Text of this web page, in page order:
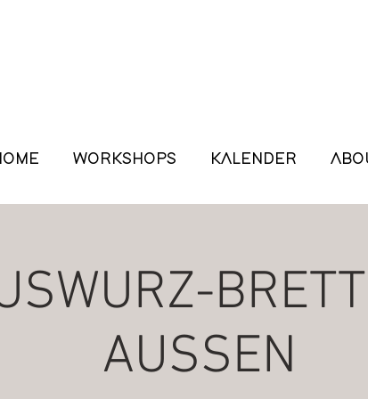
AUSSEN
WORKSHOPS KALENDER